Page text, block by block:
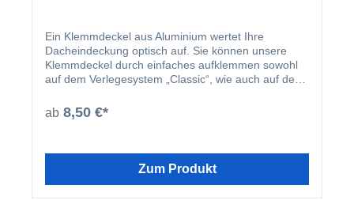
Ein Klemmdeckel aus Aluminium wertet Ihre
Dacheindeckung optisch auf. Sie können unsere
Klemmdeckel durch einfaches aufklemmen sowohl
auf dem Verlegesystem „Classic“, wie auch auf dem
montiert, harmoniert der Klemmdeckel nicht nur
farblich mit Ihren restlichen Profilleisten, sondern
wird nach der Montage der Verlegeprofile einfach
ab 8,50 €*
Zum Produkt